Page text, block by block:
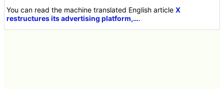
You can read the machine translated English articleX
restructures its advertising platform,….